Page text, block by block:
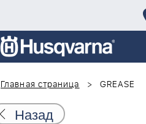
Главная страница
GREASE
Назад